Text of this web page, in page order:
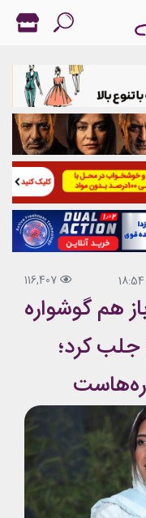
116,407
هم گوشواره
جلب کرد؛